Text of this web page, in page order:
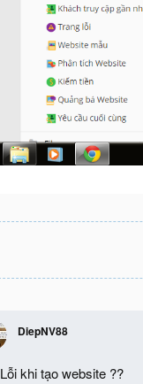
DiepNV88
khi tạo website ??